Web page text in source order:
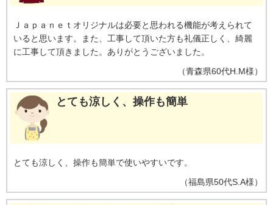
の室外機の吸い込み空気温度。ベランダなど狭小スペースに設置した場合、
ださい。また、高温の場合、製品保護のため運転しないことがあります。使
用環境により能力が低下する場合があります。
※18【国内唯一／室外機ま
で凍結洗浄】2026年4月時点で販売されている国内家庭用エアコンにおいて。
Ｊａｐａｎｅｔオリジナルは必要と思われる機能が考えられて
いると思います。また、工事して頂いた方も礼儀正しく、綺麗
に工事して頂きました。ありがとうございました。
（青森県60代H.M様）
とても涼しく、操作も簡単
とても涼しく、操作も簡単で使いやすいです。
（福島県50代S.A様）